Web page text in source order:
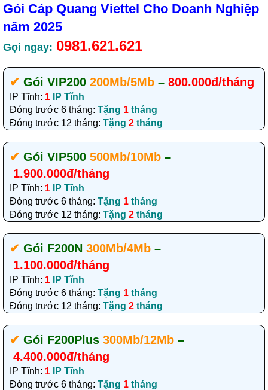
Gói Cáp Quang Viettel Cho Doanh Nghiệp
năm 2025
Gọi ngay: 0981.621.621
✔‎ Gói VIP200 200Mb/5Mb – 800.000đ/tháng
IP Tĩnh: 1 IP Tĩnh
Đóng trước 6 tháng: Tặng 1 tháng
Đóng trước 12 tháng: Tặng 2 tháng
✔‎ Gói VIP500 500Mb/10Mb –
1.900.000đ/tháng
IP Tĩnh: 1 IP Tĩnh
Đóng trước 6 tháng: Tặng 1 tháng
Đóng trước 12 tháng: Tặng 2 tháng
✔‎ Gói F200N 300Mb/4Mb –
1.100.000đ/tháng
IP Tĩnh: 1 IP Tĩnh
Đóng trước 6 tháng: Tặng 1 tháng
Đóng trước 12 tháng: Tặng 2 tháng
✔‎ Gói F200Plus 300Mb/12Mb –
4.400.000đ/tháng
IP Tĩnh: 1 IP Tĩnh
Đóng trước 6 tháng: Tặng 1 tháng